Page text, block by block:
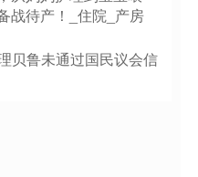
战待产！_住院_产房
贝鲁未通过国民议会信